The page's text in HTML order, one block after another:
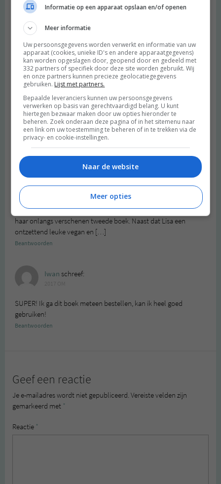
Beantwoorden
Recept: vegan speltspeculaas | De Groene Meisjesschreef:
2014 OM
[…] recept leenden we van onze collega Lisa Steltenpool. Ook
wel bekend als schrijfster van De Vegarevolutie, het boek dat wij
iedere beginnende veganist aanraden. Lisa heeft ook een blog,
Early Dew, en daarop […]
Beantwoorden
Geef je vegan dieet een kickstart! | De Groene Meisjes
2016 OM
[…] al? Als je bezig bent met vegan eten, dan heb je vast van haar
gehoord. Lisa is de auteur van de Vegarevolutie en van Kickstart,
haar onlangs verschenen tweede boek. Naast dat Lisa een
ontzettend leuke vegan en […]
Beantwoorden
Iwan schreef:
SUPER! Ik ga dit boek meteen bestellen, kan ik heel goed
gebruiken!
Beantwoorden
Geef een reactie
Je e-mailadres wordt niet gepubliceerd. Vereiste velden zijn
gemarkeerd met *
Reactie *
Informatie op een apparaat opslaan en/of openen
Meer informatie
Uw persoonsgegevens worden verwerkt en informatie van uw
apparaat (cookies, unieke ID's en andere apparaatgegevens)
kan worden opgeslagen door, geopend door en gedeeld met
332 partners of specifiek door deze site worden gebruikt. Wij
en onze partners kunnen precieze geolocatiegegevens
gebruiken. Lijst met partners.
Bepaalde leveranciers kunnen uw persoonsgegevens
verwerken op basis van gerechtvaardigd belang. U kunt
hiertegen bezwaar maken door uw opties hieronder te
beheren. Zoek onderaan deze pagina of in het sitemenu naar
een link om uw toestemming te beheren of in te trekken via de
privacy- en cookie-instellingen.
Naar de website
Meer opties